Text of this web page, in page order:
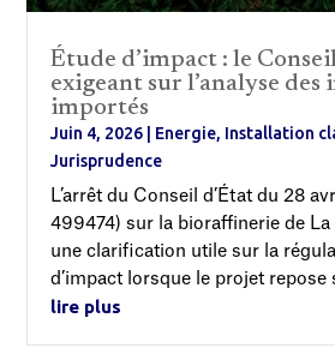
Étude d’impact : le
exigeant sur l’analyse des
importés
Juin 4, 2026 Energie, Installation
Jurisprudence
L’arrêt du Conseil d’État du 28
499474) sur la bioraffinerie de La
une clarification utile sur la
d’impact lorsque le projet repose
lire plus